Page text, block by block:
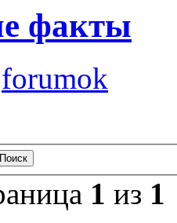
факты
forumok
1 из 1